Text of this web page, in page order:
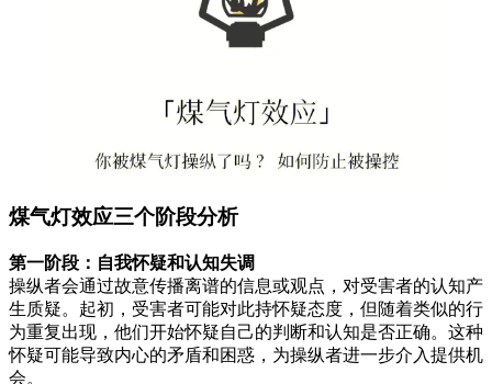
煤气灯效应三个阶段分析
第一阶段：自我怀疑和认知失调
操纵者会通过故意传播离谱的信息或观点，对受害者的认知产
生质疑。起初，受害者可能对此持怀疑态度，但随着类似的行
为重复出现，他们开始怀疑自己的判断和认知是否正确。这种
怀疑可能导致内心的矛盾和困惑，为操纵者进一步介入提供机
会。